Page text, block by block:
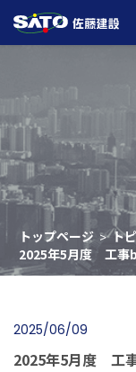
トップページ > ト
2025年5月度 工事
2025/06/09
2025年5月度 工